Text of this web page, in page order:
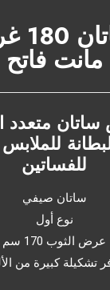
مانت فاتح
متعدد
للفساتين
ساتان صيفي
نوع أول
عرض الثوب 170 سم
تشكيلة كبيرة من